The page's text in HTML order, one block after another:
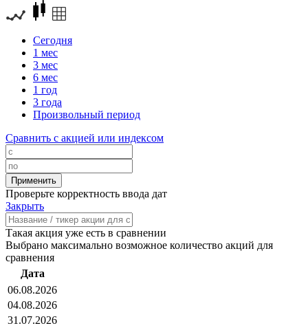
Сегодня
1 мес
3 мес
6 мес
1 год
3 года
Произвольный период
Сравнить с акцией или индексом
Проверьте корректность ввода дат
Закрыть
Такая акция уже есть в сравнении
Выбрано максимально возможное количество акций для
сравнения
Дата
06.08.2026
04.08.2026
31.07.2026